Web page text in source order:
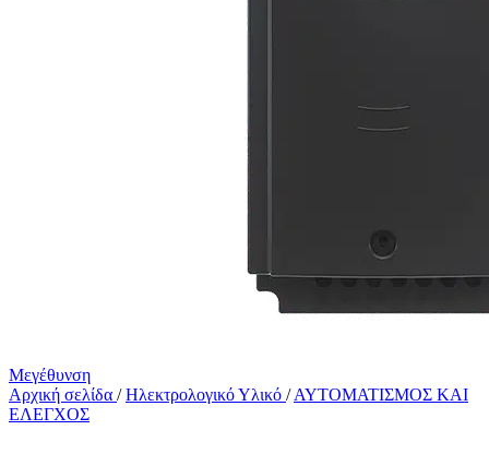
Μεγέθυνση
Αρχική σελίδα / Ηλεκτρολογικό Υλικό / ΑΥΤΟΜΑΤΙΣΜΟΣ ΚΑΙ
ΕΛΕΓΧΟΣ